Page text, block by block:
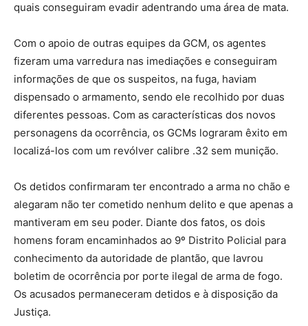
quais conseguiram evadir adentrando uma área de mata.
Com o apoio de outras equipes da GCM, os agentes
fizeram uma varredura nas imediações e conseguiram
informações de que os suspeitos, na fuga, haviam
dispensado o armamento, sendo ele recolhido por duas
diferentes pessoas. Com as características dos novos
personagens da ocorrência, os GCMs lograram êxito em
localizá-los com um revólver calibre .32 sem munição.
Os detidos confirmaram ter encontrado a arma no chão e
alegaram não ter cometido nenhum delito e que apenas a
mantiveram em seu poder. Diante dos fatos, os dois
homens foram encaminhados ao 9º Distrito Policial para
conhecimento da autoridade de plantão, que lavrou
boletim de ocorrência por porte ilegal de arma de fogo.
Os acusados permaneceram detidos e à disposição da
Justiça.